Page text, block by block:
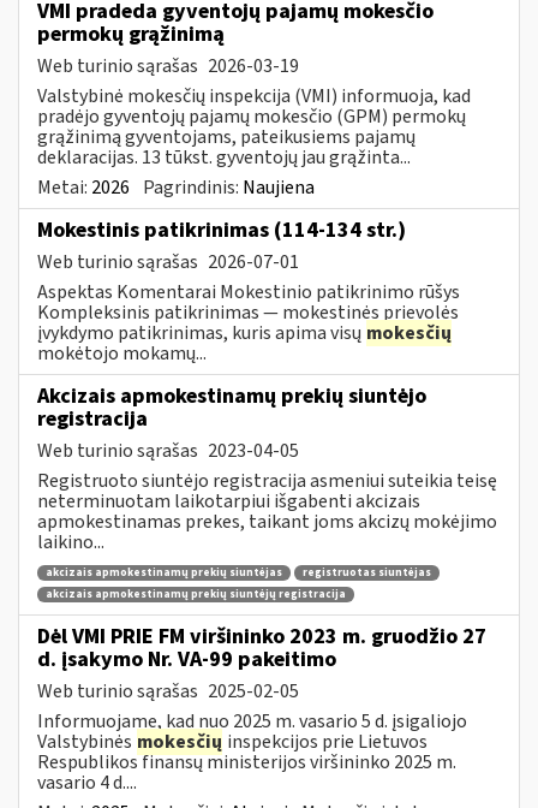
VMI pradeda gyventojų pajamų mokesčio
permokų grąžinimą
Web turinio sąrašas 2026-03-19
Valstybinė mokesčių inspekcija (VMI) informuoja, kad
pradėjo gyventojų pajamų mokesčio (GPM) permokų
grąžinimą gyventojams, pateikusiems pajamų
deklaracijas. 13 tūkst. gyventojų jau grąžinta...
Metai: 2026 Pagrindinis: Naujiena
Mokestinis patikrinimas (114-134 str.)
Web turinio sąrašas 2026-07-01
Aspektas Komentarai Mokestinio patikrinimo rūšys
Kompleksinis patikrinimas — mokestinės prievolės
įvykdymo patikrinimas, kuris apima visų mokesčių
mokėtojo mokamų...
Akcizais apmokestinamų prekių siuntėjo
registracija
Web turinio sąrašas 2023-04-05
Registruoto siuntėjo registracija asmeniui suteikia teisę
neterminuotam laikotarpiui išgabenti akcizais
apmokestinamas prekes, taikant joms akcizų mokėjimo
laikino...
akcizais apmokestinamų prekių siuntėjas
registruotas siuntėjas
akcizais apmokestinamų prekių siuntėjų registracija
Dėl VMI PRIE FM viršininko 2023 m. gruodžio 27
d. įsakymo Nr. VA-99 pakeitimo
Web turinio sąrašas 2025-02-05
Informuojame, kad nuo 2025 m. vasario 5 d. įsigaliojo
Valstybinės mokesčių inspekcijos prie Lietuvos
Respublikos finansų ministerijos viršininko 2025 m.
vasario 4 d....